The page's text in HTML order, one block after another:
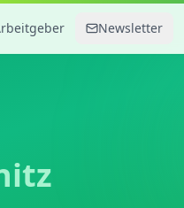
Newsletter